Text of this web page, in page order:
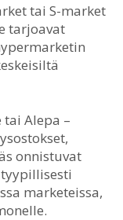
tai S-market
tarjoavat
tai Alepa –
onnistuvat
marketeissa,